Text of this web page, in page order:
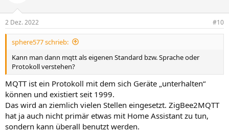
2 Dez. 2022 #10
sphere577 schrieb:
Kann man dann mqtt als eigenen Standard bzw. Sprache oder
Protokoll verstehen?
MQTT ist ein Protokoll mit dem sich Geräte „unterhalten“
können und existiert seit 1999.
Das wird an ziemlich vielen Stellen eingesetzt. ZigBee2MQTT
hat ja auch nicht primär etwas mit Home Assistant zu tun,
sondern kann überall benutzt werden.